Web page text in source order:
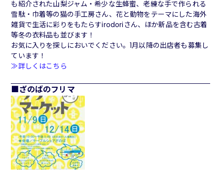
も紹介された山梨ジャム・希少な生蜂蜜、老練な手で作られる
雪駄・巾着等の猫の手工房さん、花と動物をテーマにした海外
雑貨で生活に彩りをもたらすirodoriさん、ほか新品を含む古着
等冬の衣料品も並びます！
お気に入りを探しにおいでください。1月以降の出店者も募集し
ています！
≫詳しくはこちら
ざのばのフリマ